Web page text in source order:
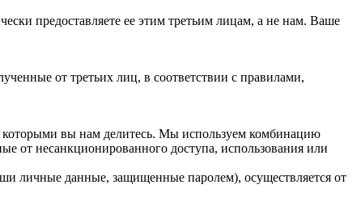
предоставляете ее этим третьим лицам, а не нам. Ваше
от третьих лиц, в соответствии с правилами,
вы нам делитесь. Мы используем комбинацию
от несанкционированного доступа, использования или
личные данные, защищенные паролем), осуществляется от